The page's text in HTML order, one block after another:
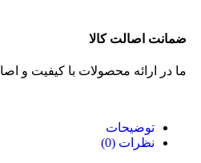
ضمانت اصالت کالا
ما در ارائه محصولات با کیفیت و
توضیحات
نظرات (0)